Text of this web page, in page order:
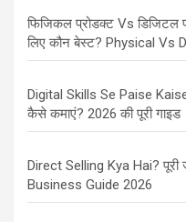
फिजिकल प्रोडक्ट Vs
लिए कौन बेस्ट? Physical Vs
Digital Skills Se Paise
कैसे कमाएं? 2026 की पूरी गाइड
Direct Selling Kya Hai? पूरी
Business Guide 2026